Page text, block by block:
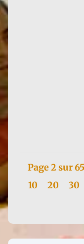
Page 2 sur 65
10
20 30